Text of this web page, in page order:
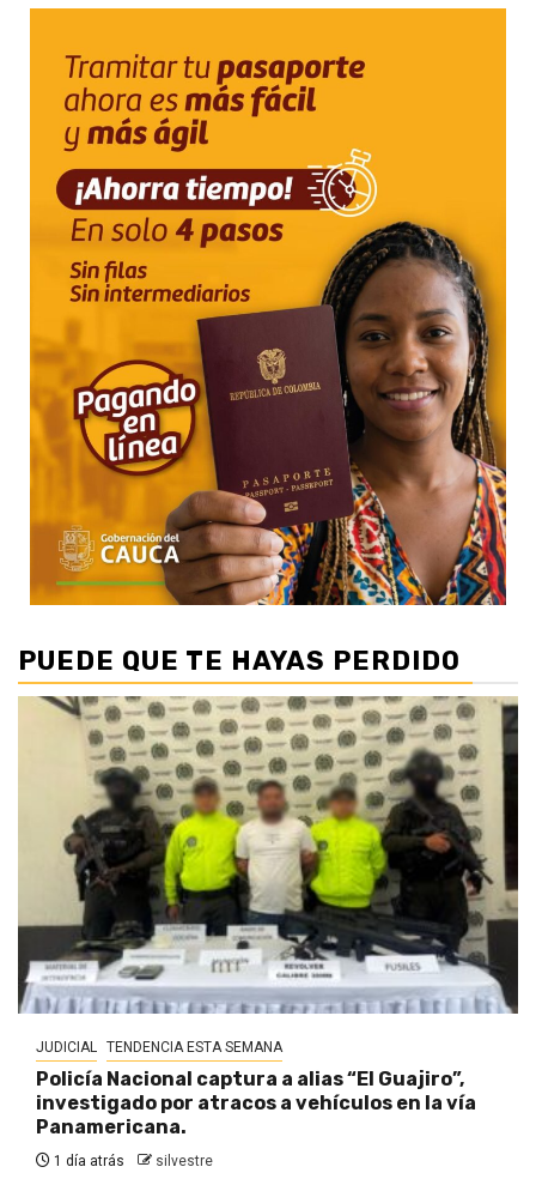
PUEDE QUE TE HAYAS PERDIDO
JUDICIAL TENDENCIA ESTA SEMANA
Policía Nacional captura a alias “El Guajiro”,
investigado por atracos a vehículos en la vía
Panamericana.
1 día atrás silvestre